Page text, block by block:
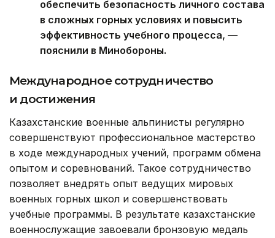
обеспечить безопасность личного состава
в сложных горных условиях и повысить
эффективность учебного процесса, —
пояснили в Минобороны.
Международное сотрудничество
и достижения
Казахстанские военные альпинисты регулярно
совершенствуют профессиональное мастерство
в ходе международных учений, программ обмена
опытом и соревнований. Такое сотрудничество
позволяет внедрять опыт ведущих мировых
военных горных школ и совершенствовать
учебные программы. В результате казахстанские
военнослужащие завоевали бронзовую медаль